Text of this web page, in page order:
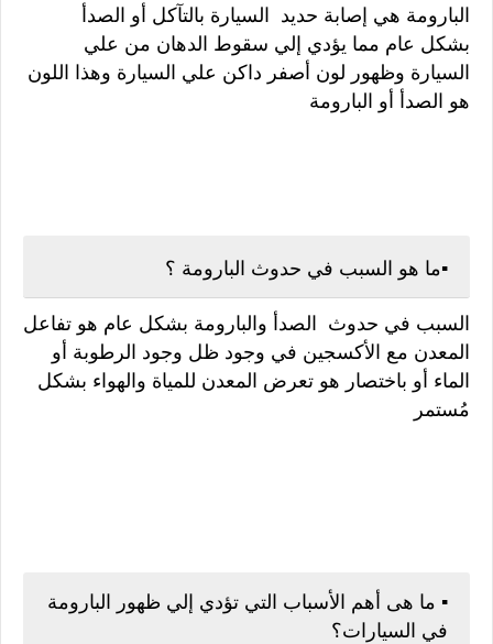
البارومة هي إصابة حديد السيارة بالتآكل أو الصدأ
بشكل عام مما يؤدي إلي سقوط الدهان من علي
السيارة وظهور لون أصفر داكن علي السيارة وهذا اللون
هو الصدأ أو البارومة
▪️ما هو السبب في حدوث البارومة ؟
السبب في حدوث الصدأ والبارومة بشكل عام هو تفاعل
المعدن مع الأكسجين في وجود ظل وجود الرطوبة أو
الماء أو باختصار هو تعرض المعدن للمياة والهواء بشكل
مُستمر
▪️ ما هى أهم الأسباب التي تؤدي إلي ظهور البارومة
في السيارات؟